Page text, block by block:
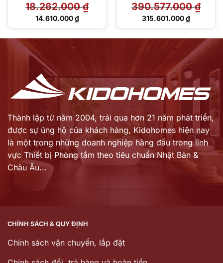
18.262.000₫
Giá
14.610.000₫
Giá
0VR390.577.000₫
Giá
390.577.000 ₫.
315.601.000₫
Giá
315.601.000 ₫.
Thành lập từ năm 2004, trải qua hơn 21 năm phát triển,
được sự ủng hộ của khách hàng, Kidohomes hiện nay
là một trong những doanh nghiệp hàng đầu trong lĩnh
vực Thiết bị Phòng tắm theo tiêu chuẩn Nhật Bản &
Châu Âu...
CHÍNH SÁCH & QUY ĐỊNH
Chính sách vận chuyển, lắp đặt